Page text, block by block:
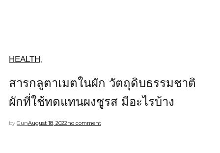
HEALTH,
สารกลูตาเมตในผัก วัตถุดิบธรรมชาติ
ผักที่ใช้ทดแทนผงชูรส มีอะไรบ้าง
by GunAugust 18, 2022no comment